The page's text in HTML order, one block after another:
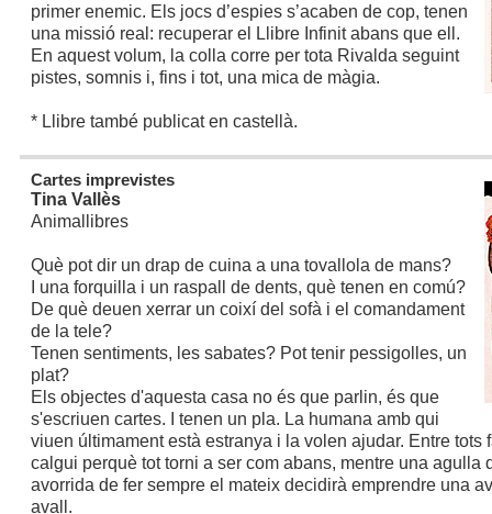
primer enemic. Els jocs d’espies s’acaben de cop, tenen
una missió real: recuperar el Llibre Infinit abans que ell.
En aquest volum, la colla corre per tota Rivalda seguint
pistes, somnis i, fins i tot, una mica de màgia.
* Llibre també publicat en castellà.
Cartes imprevistes
Tina Vallès
Animallibres
Què pot dir un drap de cuina a una tovallola de mans?
I una forquilla i un raspall de dents, què tenen en comú?
De què deuen xerrar un coixí del sofà i el comandament
de la tele?
Tenen sentiments, les sabates? Pot tenir pessigolles, un
plat?
Els objectes d'aquesta casa no és que parlin, és que
s'escriuen cartes. I tenen un pla. La humana amb qui
viuen últimament està estranya i la volen ajudar. Entre tots
calgui perquè tot torni a ser com abans, mentre una agulla
avorrida de fer sempre el mateix decidirà emprendre una
avall.